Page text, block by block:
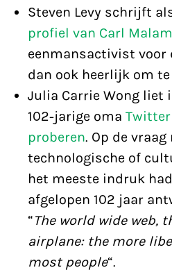
Steven Levy schrijft
profiel van Carl
eenmansactivist voor
dan ook heerlijk om te
Julia Carrie Wong liet
102-jarige oma
proberen. Op de
technologische of
het meeste indruk
afgelopen 102 jaar
“The world wide web,
airplane: the more
most people“.